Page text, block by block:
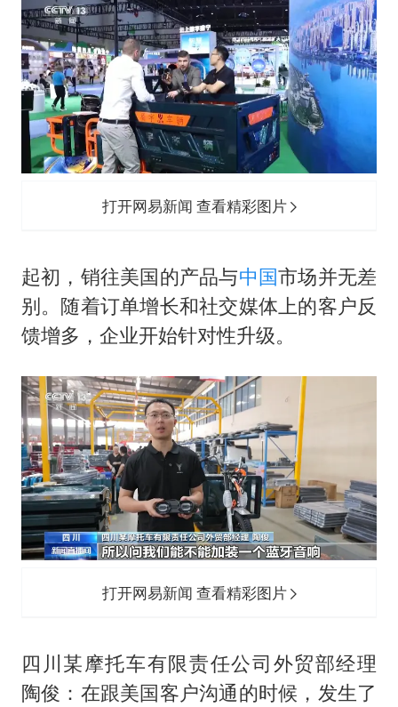
打开网易新闻 查看精彩图片
起初，销往美国的产品与中国市场并无差
别。随着订单增长和社交媒体上的客户反
馈增多，企业开始针对性升级。
打开网易新闻 查看精彩图片
四川某摩托车有限责任公司外贸部经理
陶俊：在跟美国客户沟通的时候，发生了